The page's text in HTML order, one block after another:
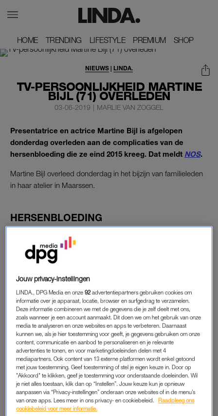
HOME
HOME TRENDING
TRENDING LIFESTYLE
LIFESTYLE PREMIUM
PREMIUM SHOP
SHOP
TV-PERSOONLIJKHEID MARTINE
BIJL (71) OVERLEDEN
NIEUWS | LINDA.
03-06-2019 | MARLIE VAN ZOGGEL
Presentatrice en actrice Martine Bijl is afgelopen
donderdag overleden aan de complicaties van de
hersenbloeding die ze eind 2015 kreeg. Dat meldt NOS.
Martine Bijl overleed donderdag in het bijzijn van familieleden
in haar atelier in Maarssen.
HERSENBLOEDING
vast gezicht van het populaire tv-programma
Bakt.Ze presenteerde de eerste drie seizoenen, tot ze in
september 2015 werd getroffen door een hersenbloeding.
ZANGERES EN ACTRICE
Naast haar klussen als presentatrice maakte Bijl ook furore als
zangeres en actrice. Ze speelde onder meer in Het Zonnetje in
HuisenWie van de Drie. Ook had ze een rol in verschillende
musicals.
Lees ook
Martine Bijl open over nasleep hersenbloeding: ‘Er is een
vreemd wezentje in mijn hoofd gekropen’
Jouw privacy-instellingen
LINDA., DPG Media en onze92 advertentiepartners gebruiken cookies om
informatie over je apparaat, locatie, browser en surfgedrag te verzamelen.
Deze informatie combineren we met de gegevens die je zelf deelt met ons,
zoals wanneer je een account aanmaakt. Dit doen we om het gebruik van onze
media te analyseren en onze websites en apps te verbeteren. Daarnaast
kunnen we, als je hier toestemming voor geeft, je gegevens gebruiken om onze
content, communicatie en aanbod te personaliseren en je relevante
advertenties te tonen, en voor marketingdoeleinden delen met 4
mediapartners. Ook content van 13 externe platformen wordt enkel getoond
met jouw toestemming. Geef toestemming of stel je eigen keuze in. Door op
"Akkoord" te klikken, geef je toestemming voor onderstaande doeleinden. Wil
je niet alles toestaan, klik dan op “Instellen”. Jouw keuze kun je opnieuw
aanpassen via “Privacy-instellingen” onderaan onze websites of in de menu’s
van onze apps. Lees meer in ons privacy- en cookiebeleid.
Raadpleeg ons
cookiebeleid voor meer informatie.